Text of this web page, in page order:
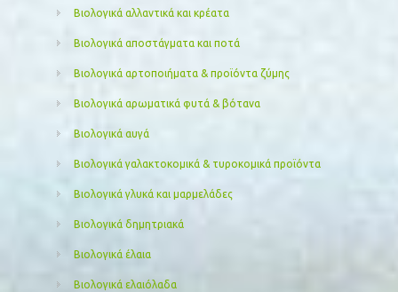
Βιολογικά αλλαντικά και κρέατα
Βιολογικά αποστάγματα και ποτά
Βιολογικά αρτοποιήματα & προϊόντα ζύμης
Βιολογικά αρωματικά φυτά & βότανα
Βιολογικά αυγά
Βιολογικά γαλακτοκομικά & τυροκομικά προϊόντα
Βιολογικά γλυκά και μαρμελάδες
Βιολογικά δημητριακά
Βιολογικά έλαια
Βιολογικά ελαιόλαδα